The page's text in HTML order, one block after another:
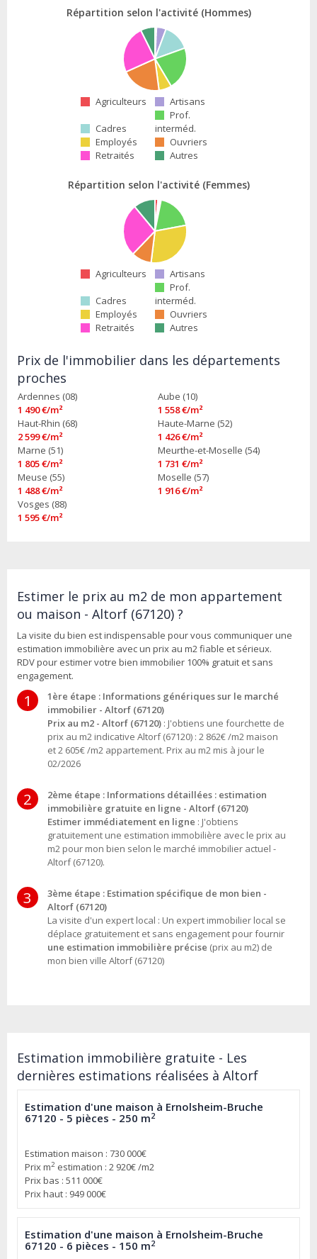
Répartition selon l'activité (Hommes)
Agriculteurs Artisans
Cadres
Prof.
interméd.
Employés
Ouvriers
Retraités
Autres
Répartition selon l'activité (Femmes)
Agriculteurs Artisans
Cadres
Prof.
interméd.
Employés
Ouvriers
Retraités
Autres
Prix de l'immobilier dans les départements
proches
Ardennes (08)
1 490 €/m²
Aube (10)
1 558 €/m²
Haut-Rhin (68)
2 599 €/m²
Haute-Marne (52)
1 426 €/m²
Marne (51)
1 805 €/m²
Meurthe-et-Moselle (54)
1 731 €/m²
Meuse (55)
1 488 €/m²
Moselle (57)
1 916 €/m²
Vosges (88)
1 595 €/m²
Estimer le prix au m2 de mon appartement
ou maison - Altorf (67120) ?
La visite du bien est indispensable pour vous communiquer une
estimation immobilière avec un prix au m2 fiable et sérieux.
RDV pour estimer votre bien immobilier 100% gratuit et sans
engagement.
1
1ère étape : Informations génériques sur le marché
immobilier - Altorf (67120)
Prix au m2 - Altorf (67120) : J'obtiens une fourchette de
prix au m2 indicative Altorf (67120) : 2 862€ /m2 maison
et 2 605€ /m2 appartement. Prix au m2 mis à jour le
02/2026
2
2ème étape : Informations détaillées : estimation
immobilière gratuite en ligne - Altorf (67120)
Estimer immédiatement en ligne : J'obtiens
gratuitement une estimation immobilière avec le prix au
m2 pour mon bien selon le marché immobilier actuel -
Altorf (67120).
3
3ème étape : Estimation spécifique de mon bien -
Altorf (67120)
La visite d'un expert local : Un expert immobilier local se
déplace gratuitement et sans engagement pour fournir
une estimation immobilière précise (prix au m2) de
mon bien ville Altorf (67120)
Estimation immobilière gratuite - Les
dernières estimations réalisées à Altorf
Estimation d'une maison à Ernolsheim-Bruche
67120 - 5 pièces - 250 m2
Estimation maison : 730 000€
Prix m2 estimation : 2 920€ /m2
Prix bas : 511 000€
Prix haut : 949 000€
Estimation d'une maison à Ernolsheim-Bruche
67120 - 6 pièces - 150 m2